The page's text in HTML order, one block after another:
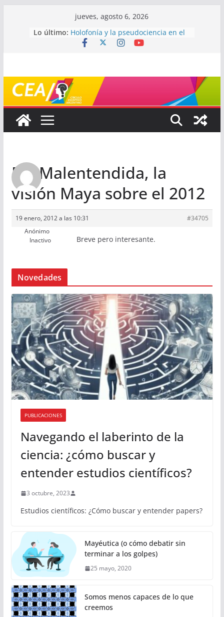
jueves, agosto 6, 2026
Lo último: Holofonía y la pseudociencia en el
audio
Mayéutica (o cómo debatir sin
terminar a los golpes)
Somos menos capaces de lo que
Re: Malentendida, la
visión Maya sobre el 2012
19 enero, 2012 a las 10:31
#34705
Anónimo
Inactivo
Breve pero interesante.
Novedades
PUBLICACIONES
Navegando el laberinto de la
ciencia: ¿cómo buscar y
entender estudios científicos?
3 octubre, 2023
Estudios científicos: ¿Cómo buscar y entender papers?
Mayéutica (o cómo debatir sin
terminar a los golpes)
25 mayo, 2020
Somos menos capaces de lo que
creemos